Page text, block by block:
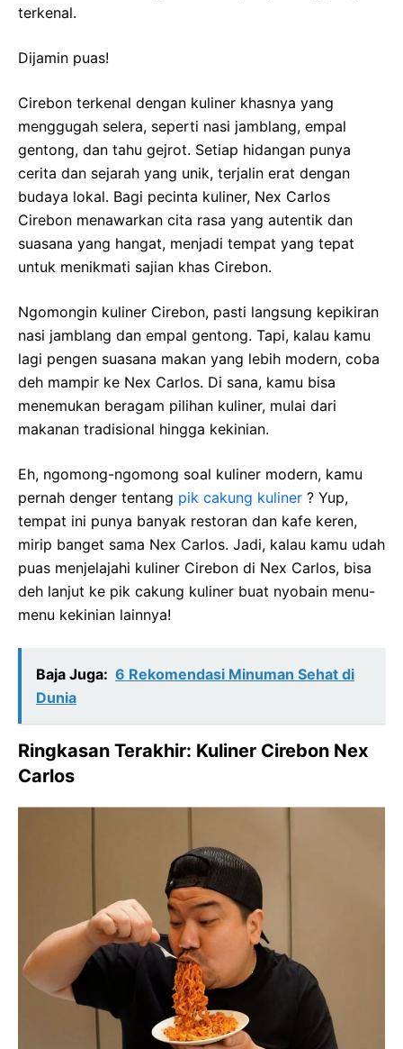
terkenal.
Dijamin puas!
Cirebon terkenal dengan kuliner khasnya yang
menggugah selera, seperti nasi jamblang, empal
gentong, dan tahu gejrot. Setiap hidangan punya
cerita dan sejarah yang unik, terjalin erat dengan
budaya lokal. Bagi pecinta kuliner, Nex Carlos
Cirebon menawarkan cita rasa yang autentik dan
suasana yang hangat, menjadi tempat yang tepat
untuk menikmati sajian khas Cirebon.
Ngomongin kuliner Cirebon, pasti langsung kepikiran
nasi jamblang dan empal gentong. Tapi, kalau kamu
lagi pengen suasana makan yang lebih modern, coba
deh mampir ke Nex Carlos. Di sana, kamu bisa
menemukan beragam pilihan kuliner, mulai dari
makanan tradisional hingga kekinian.
Eh, ngomong-ngomong soal kuliner modern, kamu
pernah denger tentang pik cakung kuliner ? Yup,
tempat ini punya banyak restoran dan kafe keren,
mirip banget sama Nex Carlos. Jadi, kalau kamu udah
puas menjelajahi kuliner Cirebon di Nex Carlos, bisa
deh lanjut ke pik cakung kuliner buat nyobain menu-
menu kekinian lainnya!
Baja Juga: 6 Rekomendasi Minuman Sehat di
Dunia
Ringkasan Terakhir: Kuliner Cirebon Nex
Carlos